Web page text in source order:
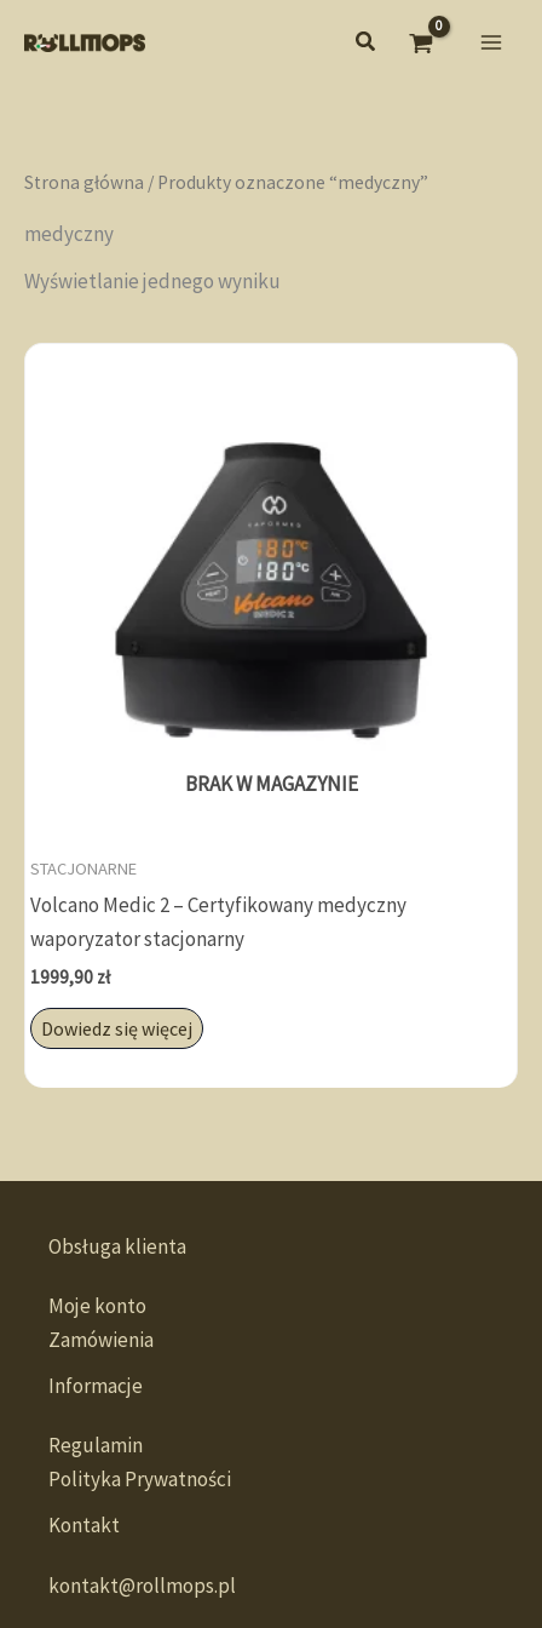
Strona główna / Produkty oznaczone “medyczny”
medyczny
Wyświetlanie jednego wyniku
BRAK W MAGAZYNIE
STACJONARNE
Volcano Medic 2 – Certyfikowany medyczny
waporyzator stacjonarny
1999,90 zł
Dowiedz się więcej
Obsługa klienta
Moje konto
Zamówienia
Informacje
Regulamin
Polityka Prywatności
Kontakt
kontakt@rollmops.pl